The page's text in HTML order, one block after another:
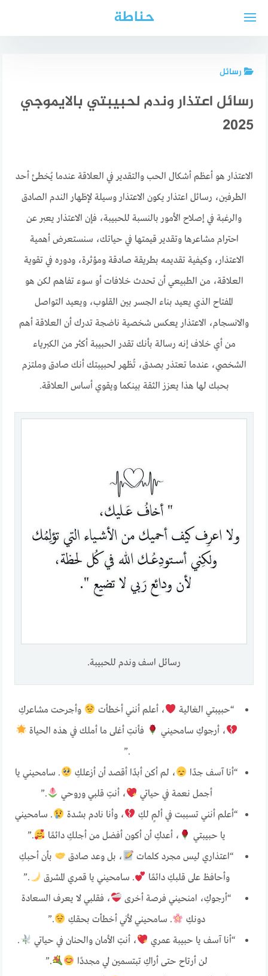
حناطة
رسائل
رسائل اعتذار وندم لحبيبتي بالايموجي
2025
الاعتذار هو أعظم أشكال الحب والتقدير في العلاقة عندما يُخطئ أحد
الطرفين، رسائل اعتذار يكون الاعتذار وسيلة لإظهار الندم الصادق
والرغبة في إصلاح الأمور بالنسبة للحبيبة، فإن الاعتذار يعبر عن
احترام مشاعرها وتقدير قيمتها في حياتك، سنستعرض أهمية
الاعتذار، وكيفية تقديمه بطريقة صادقة ومؤثرة، ودوره في تقوية
العلاقة، من الطبيعي أن تحدث خلافات أو سوء تفاهم لكن هو
المفتاح الذي يعيد بناء الجسر بين القلوب، ويعيد التواصل
والانسجام، الاعتذار يعكس شخصية ناضجة تدرك أن العلاقة أهم
من أي خلاف إنه رسالة بأنك تقدر الحبيبة أكثر من الكبرياء
الشخصي، عندما تعتذر بصدق، تُظهر لحبيبتك أنك صادق وملتزم
بحبك لها هذا يعزز الثقة بينكما ويقوي أساس العلاقة.
رسائل اسف وندم للحبيبة.
“حبيبتي الغالية ، أعلم أنني أخطأت
وأجرحت مشاعركِ
، أرجوكِ سامحيني
فأنتِ أغلى ما أملك في هذه الحياة
.”
“أنا آسف جدًا
، لم أكن أبدًا أقصد أن أزعلكِ
. سامحيني يا
أجمل نعمة في حياتي
، أنتِ قلبي وروحي
.”
“أعلم أنني تسببت في ألمٍ لكِ
، وأنا نادم بشدة
. سامحيني
يا حبيبتي
، أعدكِ أن أكون أفضل من أجلكِ دائمًا
.”
“اعتذاري ليس مجرد كلمات
، بل وعد صادق
بأن أحبكِ
وأحافظ على قلبكِ دائمًا
. سامحيني يا قمري المشرق
.”
“أرجوكِ، امنحيني فرصة أخرى
، فقلبي لا يعرف السعادة
دونكِ
. سامحيني لأني أخطأت بحقكِ
.”
“أنا آسف يا حبيبة عمري
، أنتِ الأمان والحنان في حياتي
.
لن أرتاح حتى أراكِ تبتسمين لي مجددًا
.”